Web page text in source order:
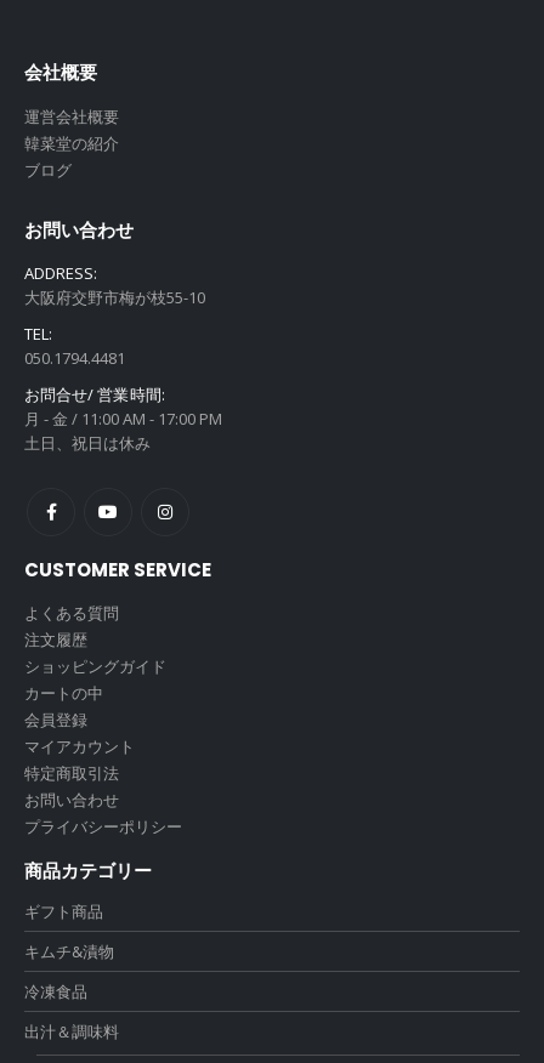
会社概要
運営会社概要
韓菜堂の紹介
ブログ
お問い合わせ
ADDRESS:
大阪府交野市梅が枝55-10
TEL:
050.1794.4481
お問合せ/ 営業時間:
月 - 金 / 11:00 AM - 17:00 PM
土日、祝日は休み
CUSTOMER SERVICE
よくある質問
注文履歴
ショッピングガイド
カートの中
会員登録
マイアカウント
特定商取引法
お問い合わせ
プライバシーポリシー
商品カテゴリー
ギフト商品
キムチ&漬物
冷凍食品
出汁＆調味料